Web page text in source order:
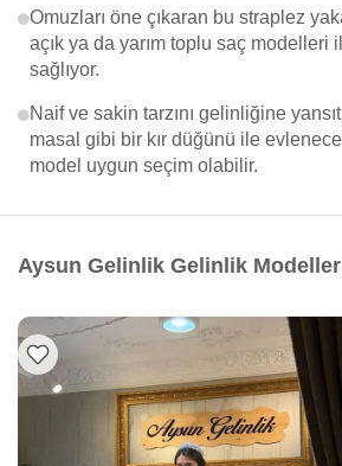
Omuzları öne çıkaran bu straplez
açık ya da yarım toplu saç modelleri
sağlıyor.
Naif ve sakin tarzını gelinliğine
masal gibi bir kır düğünü ile
model uygun seçim olabilir.
Aysun Gelinlik Gelinlik